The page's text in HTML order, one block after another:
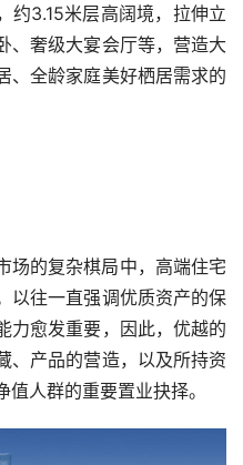
约3.15米层高阔境，拉伸立
、奢级大宴会厅等，营造大
、全龄家庭美好栖居需求的
场的复杂棋局中，高端住宅
以往一直强调优质资产的保
力愈发重要，因此，优越的
、产品的营造，以及所持资
人群的重要置业抉择。